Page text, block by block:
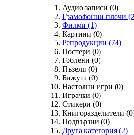
Аудио записи (0)
Грамофонни плочи
Филми (1)
Картини (0)
Репродукции (74)
Постери (0)
Гоблени (0)
Пъзели (0)
Бижута (0)
Настолни игри (0)
Играчки (0)
Стикери (0)
Книгоразделители
Подвързии (0)
Друга категория (2)